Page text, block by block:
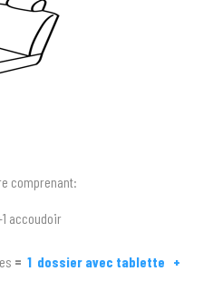
comprenant:
accoudoir
= 1 dossier avec tablette +